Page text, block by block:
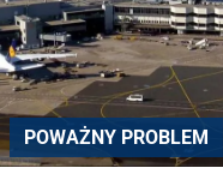
POWAŻNY PROBLEM